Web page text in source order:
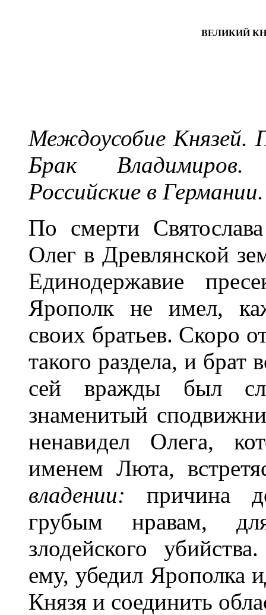
ВЕЛИКИЙ
Междоусобие Князей.
Брак
Российские в Германии.
По смерти
Олег в Древлянской
Единодержавие
Ярополк не имел,
своих братьев. Скоро
такого раздела, и брат
сей вражды был
знаменитый
ненавидел Олега,
именем Люта,
владении: причина
грубым нравам,
злодейского
ему, убедил Ярополка
Князя и соединить